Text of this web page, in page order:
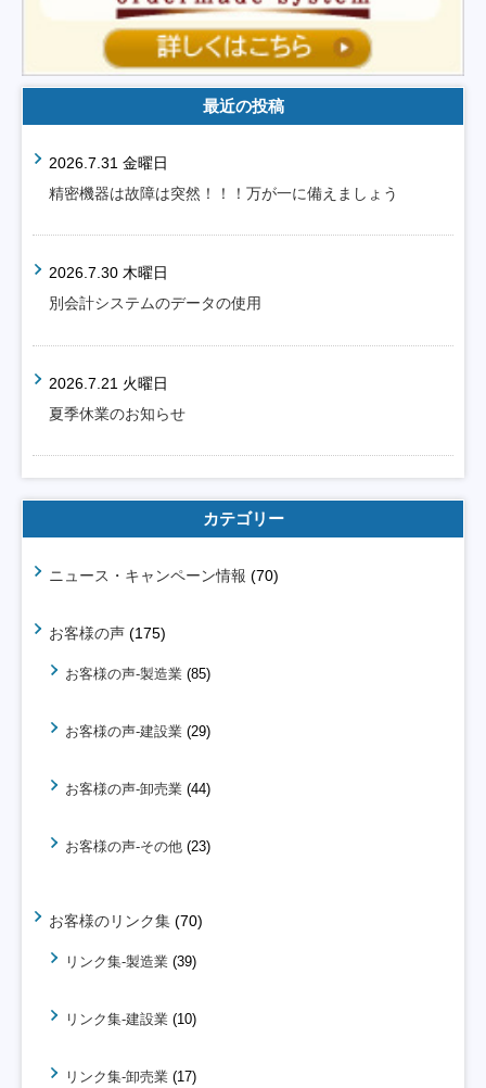
最近の投稿
2026.7.31 金曜日
精密機器は故障は突然！！！万が一に備えましょう
2026.7.30 木曜日
別会計システムのデータの使用
2026.7.21 火曜日
夏季休業のお知らせ
カテゴリー
ニュース・キャンペーン情報 (70)
お客様の声 (175)
お客様の声-製造業 (85)
お客様の声-建設業 (29)
お客様の声-卸売業 (44)
お客様の声-その他 (23)
お客様のリンク集 (70)
リンク集-製造業 (39)
リンク集-建設業 (10)
リンク集-卸売業 (17)